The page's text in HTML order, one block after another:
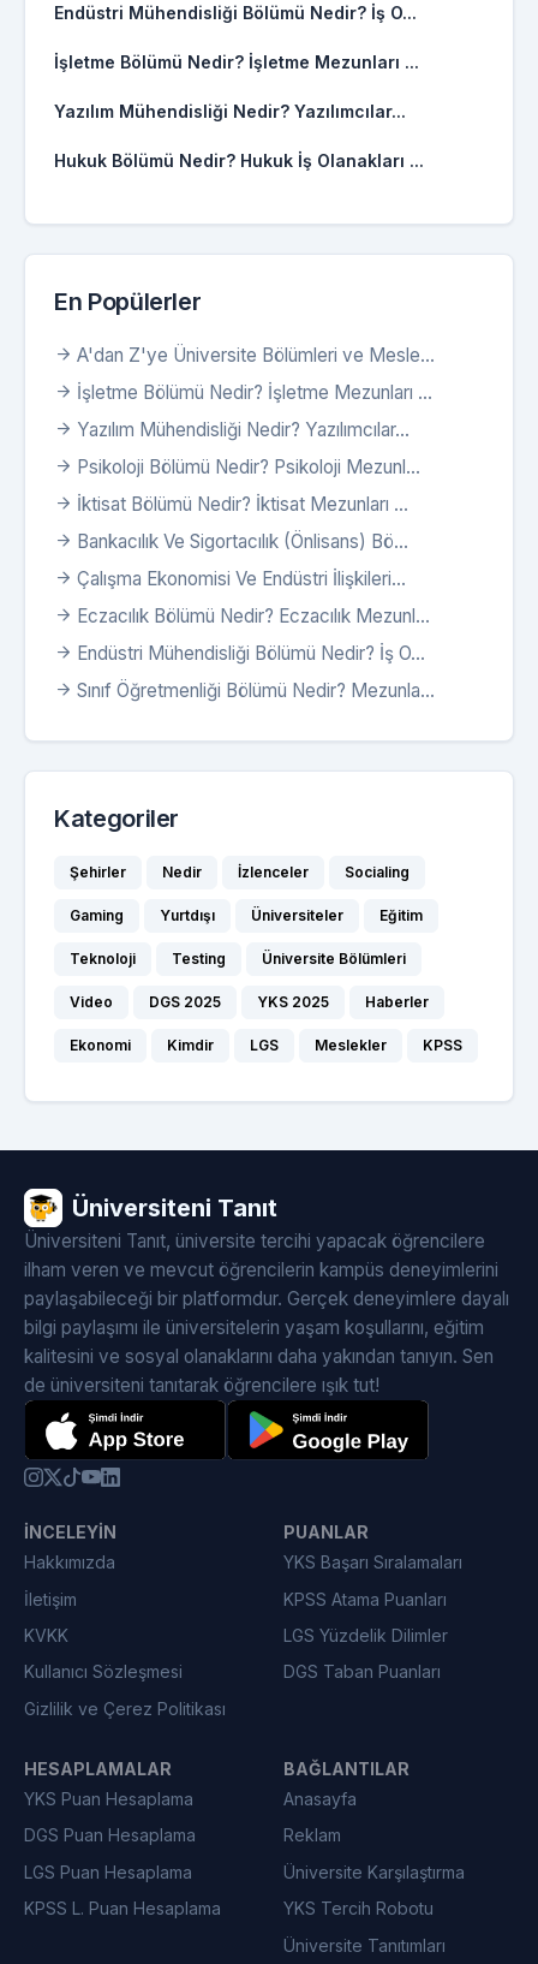
Endüstri Mühendisliği Bölümü Nedir? İş O...
İşletme Bölümü Nedir? İşletme Mezunları ...
Yazılım Mühendisliği Nedir? Yazılımcılar...
Hukuk Bölümü Nedir? Hukuk İş Olanakları ...
En Popülerler
A'dan Z'ye Üniversite Bölümleri ve Mesle...
İşletme Bölümü Nedir? İşletme Mezunları ...
Yazılım Mühendisliği Nedir? Yazılımcılar...
Psikoloji Bölümü Nedir? Psikoloji Mezunl...
İktisat Bölümü Nedir? İktisat Mezunları ...
Bankacılık Ve Sigortacılık (Önlisans) Bö...
Çalışma Ekonomisi Ve Endüstri İlişkileri...
Eczacılık Bölümü Nedir? Eczacılık Mezunl...
Endüstri Mühendisliği Bölümü Nedir? İş O...
Sınıf Öğretmenliği Bölümü Nedir? Mezunla...
Kategoriler
Şehirler Nedir İzlenceler Socialing
Gaming Yurtdışı Üniversiteler Eğitim
Teknoloji Testing Üniversite Bölümleri
Video DGS 2025 YKS 2025 Haberler
Ekonomi Kimdir LGS Meslekler KPSS
Üniversiteni Tanıt
Üniversiteni Tanıt, üniversite tercihi yapacak öğrencilere
ilham veren ve mevcut öğrencilerin kampüs deneyimlerini
paylaşabileceği bir platformdur. Gerçek deneyimlere dayalı
bilgi paylaşımı ile üniversitelerin yaşam koşullarını, eğitim
kalitesini ve sosyal olanaklarını daha yakından tanıyın. Sen
de üniversiteni tanıtarak öğrencilere ışık tut!
İNCELEYIN
Hakkımızda
İletişim
KVKK
Kullanıcı Sözleşmesi
Gizlilik ve Çerez Politikası
PUANLAR
YKS Başarı Sıralamaları
KPSS Atama Puanları
LGS Yüzdelik Dilimler
DGS Taban Puanları
HESAPLAMALAR
YKS Puan Hesaplama
DGS Puan Hesaplama
LGS Puan Hesaplama
KPSS L. Puan Hesaplama
BAĞLANTILAR
Anasayfa
Reklam
Üniversite Karşılaştırma
YKS Tercih Robotu
Üniversite Tanıtımları